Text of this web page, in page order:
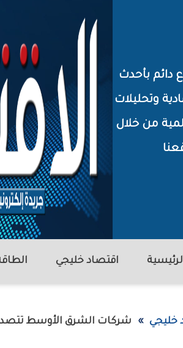
دائم بأحدث
وتحليلات
من خلال
اقتصاد خليجي
خليجي شركات‭ ‬الشرق‭ ‬الأوسط‭ ‬تتصدر‭ ‬عالمياً‭ ‬في‭ ‬تبنّي‭ ‬الدفاعات‭ ‬السيبرانية‭ ‬الذكية